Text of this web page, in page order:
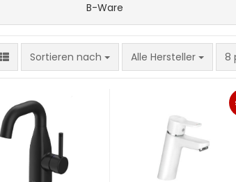
B-Ware
Sortieren nach
Sortieren nach Alle Hersteller 8